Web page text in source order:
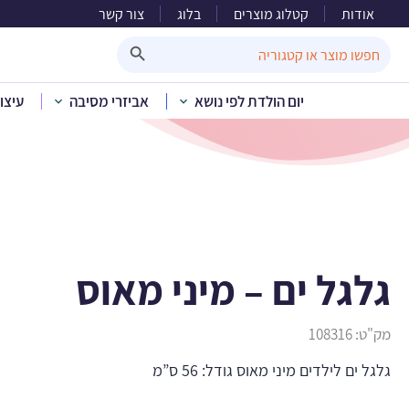
אודות קטלוג מוצרים בלוג צור קשר
for:
יום הולדת לפי נושא אביזרי מסיבה
בית»קטלוג
גלגל ים – מיני מאוס
מק"ט:108316
גלגל ים לילדים מיני מאוס גודל: 56 ס”מ